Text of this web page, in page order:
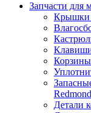
Запчасти для
Крышки
Корзины
Redmond
Детали